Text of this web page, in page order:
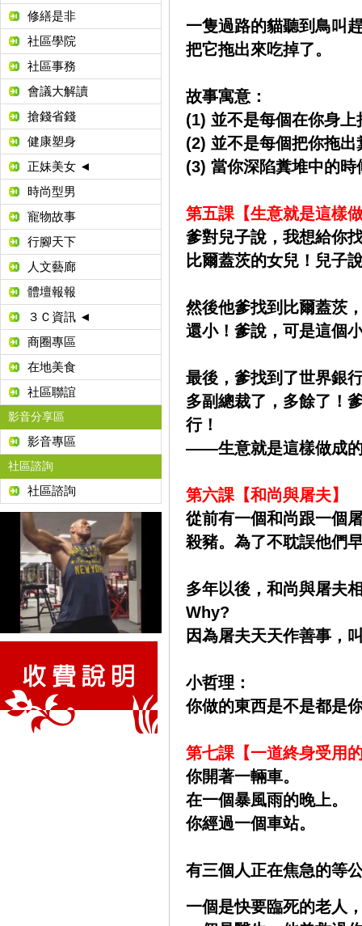
修繕是非
社區學院
社區事務
會議大解讀
搶錢省錢
健康塑身
正妹美女 ◄
時尚型男
寵物故事
行腳天下
人文藝廊
體壇報報
３Ｃ資訊 ◄
商圈專區
在地美食
社區聯誼
影音分享區
影音專區
社區諮詢
社區諮詢
一隻過路的貓聽到鳥叫
把它拖出來吃掉了。
故事寓意：
(1) 並不是每個在你身
(2) 並不是每個把你拖
(3) 當你深陷糞堆中的
第五課【生意就是這樣
爹對兒子說，我想給你
比爾蓋茨的女兒！兒子
然後他爹找到比爾蓋茨
還小！爹說，可是這個
最後，爹找到了世界銀
多副總裁了，多餘了！
行！
——生意就是這樣做成
第六課【和尚與屠夫】
從前有一個和尚跟一個
殺豬。為了不耽誤他們
多年以後，和尚與屠夫
Why?
因為屠夫天天作善事，
小哲理：
你做的東西是不是都是
第七課【一道終身受用
你開著一輛車。
在一個暴風雨的晚上。
你經過一個車站。
有三個人正在焦急的等
一個是快要臨死的老人